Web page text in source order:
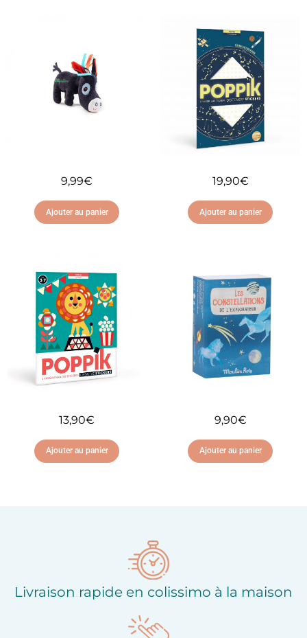
9,99€
Ajouter au panier
Ajouter à ma liste
d'envies
19,90€
Ajouter au panier
Ajouter à ma liste
d'envies
13,90€
Ajouter au panier
9,90€
Ajouter au panier
Livraison rapide en colissimo à la maison